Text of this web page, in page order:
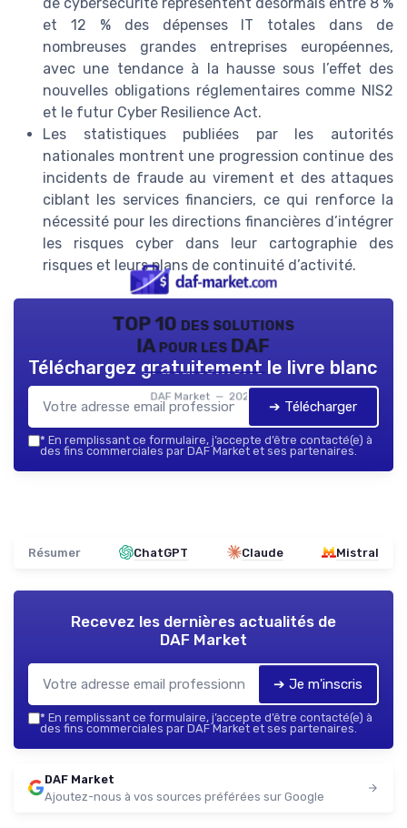
et 12 % des dépenses IT totales dans de
nombreuses grandes entreprises européennes,
avec une tendance à la hausse sous l’effet des
nouvelles obligations réglementaires comme NIS2
et le futur Cyber Resilience Act.
Les statistiques publiées par les autorités
nationales montrent une progression continue des
incidents de fraude au virement et des attaques
ciblant les services financiers, ce qui renforce la
nécessité pour les directions financières d’intégrer
les risques cyber dans leur cartographie des
risques et leurs plans de continuité d’activité.
TOP 10 des solutions
IA pour les DAF
DAF Market — 2026
Téléchargez gratuitement le livre blanc
➔ Télécharger
* En remplissant ce formulaire, j’accepte d’être contacté(e) à
des fins commerciales par DAF Market et ses partenaires.
Résumer ChatGPT Claude Mistral
Recevez les dernières actualités de
DAF Market
➔ Je m'inscris
* En remplissant ce formulaire, j’accepte d’être contacté(e) à
des fins commerciales par DAF Market et ses partenaires.
DAF Market
Ajoutez-nous à vos sources préférées sur Google